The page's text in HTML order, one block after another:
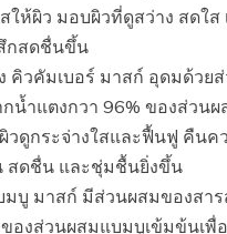
ให้ผิว มอบผิวที่ดูสว่าง สดใส
กสดชื่นขึ้น
คิวคัมเบอร์ มาสก์ อุดมด้วย
น้ำแตงกวา 96% ของส่วนผ
วดูกระจ่างใสและฟื้นฟู คืนค
สดชื่น และชุ่มชื้นยิ่งขึ้น
มบู มาสก์ มีส่วนผสมของสา
องส่วนผสมแบมบูเข้มข้นเพื่